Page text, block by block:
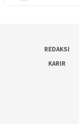
REDAKSI
KARIR